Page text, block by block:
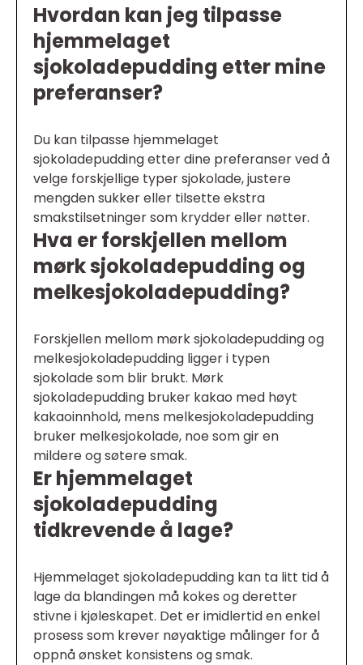
Hvordan kan jeg tilpasse
hjemmelaget
sjokoladepudding etter mine
preferanser?
Du kan tilpasse hjemmelaget
sjokoladepudding etter dine preferanser ved å
velge forskjellige typer sjokolade, justere
mengden sukker eller tilsette ekstra
smakstilsetninger som krydder eller nøtter.
Hva er forskjellen mellom
mørk sjokoladepudding og
melkesjokoladepudding?
Forskjellen mellom mørk sjokoladepudding og
melkesjokoladepudding ligger i typen
sjokolade som blir brukt. Mørk
sjokoladepudding bruker kakao med høyt
kakaoinnhold, mens melkesjokoladepudding
bruker melkesjokolade, noe som gir en
mildere og søtere smak.
Er hjemmelaget
sjokoladepudding
tidkrevende å lage?
Hjemmelaget sjokoladepudding kan ta litt tid å
lage da blandingen må kokes og deretter
stivne i kjøleskapet. Det er imidlertid en enkel
prosess som krever nøyaktige målinger for å
oppnå ønsket konsistens og smak.